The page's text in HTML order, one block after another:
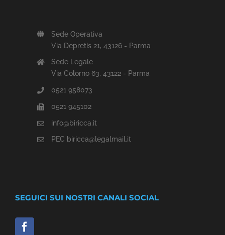
Sede Operativa
Via Depretis 21, 43126 - Parma
Sede Legale
Via Colorno 63, 43122 - Parma
0521 958073
0521 945102
info@biricca.it
PEC biricca@legalmail.it
SEGUICI SUI NOSTRI CANALI SOCIAL